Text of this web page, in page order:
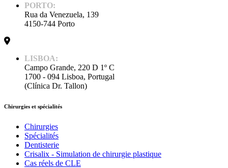
PORTO:
Rua da Venezuela, 139
4150-744 Porto
LISBOA:
Campo Grande, 220 D 1º C
1700 - 094 Lisboa, Portugal
(Clínica Dr. Tallon)
Chirurgies et spécialités
Chirurgies
Spécialités
Dentisterie
Crisalix - Simulation de chirurgie plastique
Cas réels de CLE